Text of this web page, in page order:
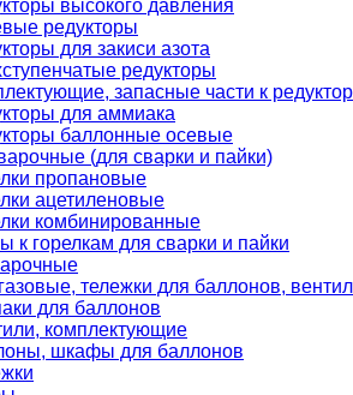
высокого давления
редукторы
для закиси азота
редукторы
запасные части к
для аммиака
баллонные осевые
(для сварки и пайки)
пропановые
ацетиленовые
комбинированные
к горелкам для сварки и пайки
тележки для баллонов,
для баллонов
комплектующие
шкафы для баллонов